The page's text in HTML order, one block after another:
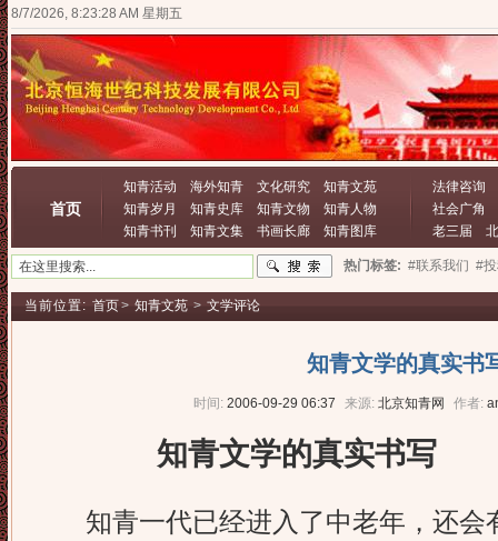
8/7/2026, 8:23:29 AM 星期五
首页
知青活动 海外知青 文化研究
知青文苑
知青岁月
知青史库 知青文物
知青人物
知青书刊
知青文集 书画长廊 知青图库
法律咨询
社会广角
老三届
热门标签: #联系我们 #
当前位置: 首页> 知青文苑 > 文学评论
知青文学的真实书
时间: 2006-09-29 06:37 来源: 北京知青网 作者:
知青文学的真实书写
知青一代已经进入了中老年，还会